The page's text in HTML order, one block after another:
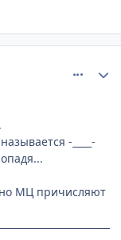
-____-
МЦ причисляют